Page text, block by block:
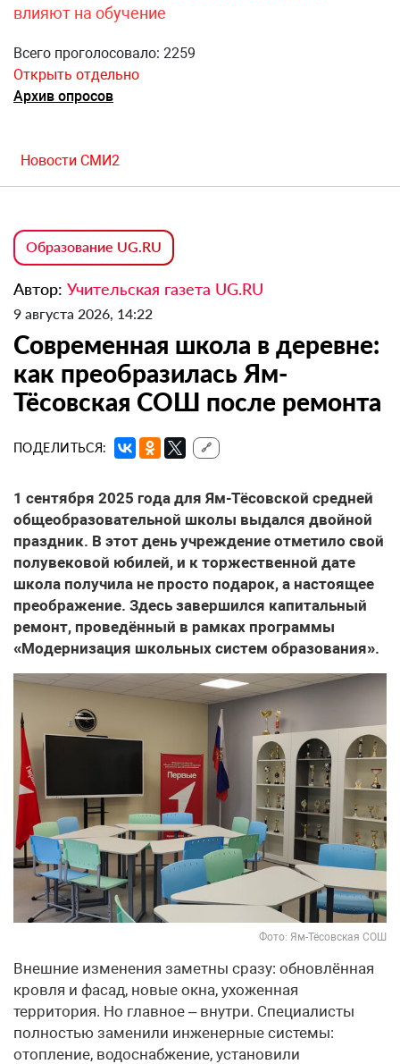
влияют на обучение
Всего проголосовало: 2259
Открыть отдельно
Архив опросов
Новости СМИ2
Образование UG.RU
Автор: Учительская газета UG.RU
9 августа 2026, 14:22
Современная школа в деревне:
как преобразилась Ям-
Тёсовская СОШ после ремонта
ПОДЕЛИТЬСЯ: 🔗
1 сентября 2025 года для Ям-Тёсовской средней
общеобразовательной школы выдался двойной
праздник. В этот день учреждение отметило свой
полувековой юбилей, и к торжественной дате
школа получила не просто подарок, а настоящее
преображение. Здесь завершился капитальный
ремонт, проведённый в рамках программы
«Модернизация школьных систем образования».
Фото: Ям-Тёсовская СОШ
Внешние изменения заметны сразу: обновлённая
кровля и фасад, новые окна, ухоженная
территория. Но главное – внутри. Специалисты
полностью заменили инженерные системы:
отопление, водоснабжение, установили